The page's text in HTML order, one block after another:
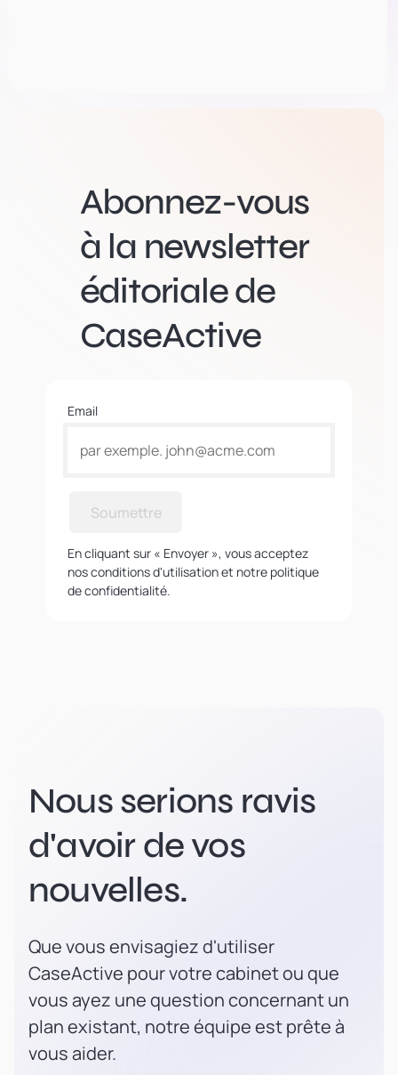
Abonnez-vous
à la newsletter
éditoriale de
CaseActive
Email
Soumettre
En cliquant sur « Envoyer », vous acceptez
nos conditions d'utilisation et notre politique
de confidentialité.
Nous serions ravis
d'avoir de vos
nouvelles.
Que vous envisagiez d'utiliser
CaseActive pour votre cabinet ou que
vous ayez une question concernant un
plan existant, notre équipe est prête à
vous aider.